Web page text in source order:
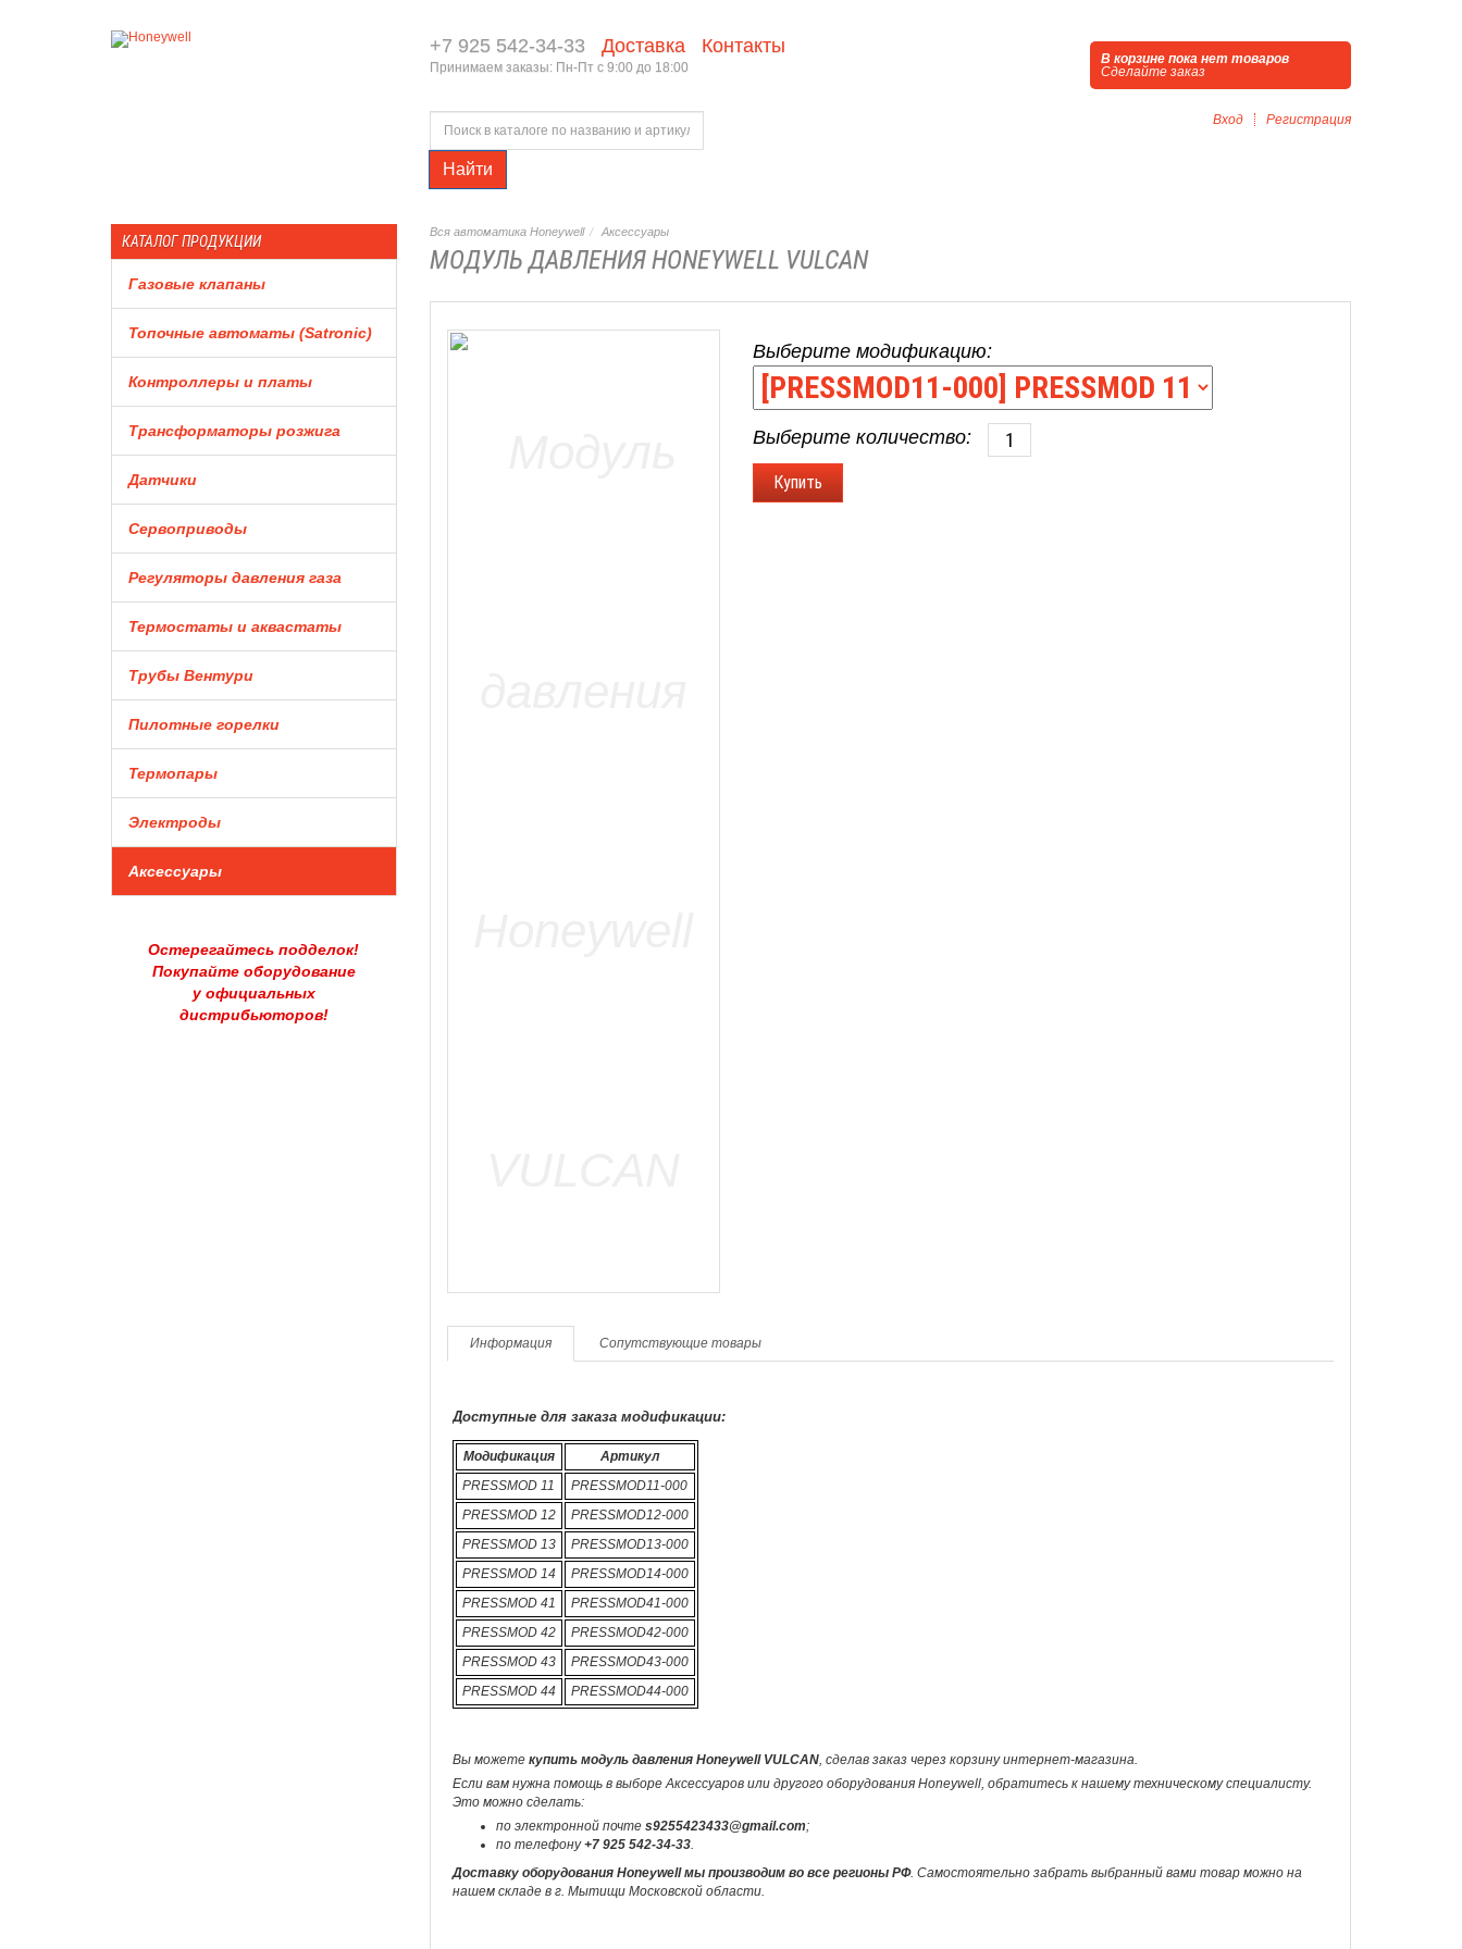
+7 925 542-34-33 Доставка Контакты
Принимаем заказы: Пн-Пт с 9:00 до 18:00
В корзине пока нет товаров
Сделайте заказ
Найти
Вход Регистрация
КАТАЛОГ ПРОДУКЦИИ
Газовые клапаны
Топочные автоматы (Satronic)
Контроллеры и платы
Трансформаторы розжига
Датчики
Сервоприводы
Регуляторы давления газа
Термостаты и аквастаты
Трубы Вентури
Пилотные горелки
Термопары
Электроды
Аксессуары
Остерегайтесь подделок!
Покупайте оборудование
у официальных
дистрибьюторов!
Вся автоматика Honeywell Аксессуары
МОДУЛЬ ДАВЛЕНИЯ HONEYWELL VULCAN
Выберите модификацию:
Выберите количество:
Информация Сопутствующие товары
Доступные для заказа модификации:
Модификация
Артикул
PRESSMOD 11
PRESSMOD11-000
PRESSMOD 12
PRESSMOD12-000
PRESSMOD 13
PRESSMOD13-000
PRESSMOD 14
PRESSMOD14-000
PRESSMOD 41
PRESSMOD41-000
PRESSMOD 42
PRESSMOD42-000
PRESSMOD 43
PRESSMOD43-000
PRESSMOD 44
PRESSMOD44-000
Вы можете купить модуль давления Honeywell VULCAN, сделав заказ через корзину интернет-магазина.
Если вам нужна помощь в выборе Аксессуаров или другого оборудования Honeywell, обратитесь к нашему техническому специалисту.
Это можно сделать:
по электронной почте s9255423433@gmail.com;
по телефону+7 925 542-34-33.
Доставку оборудования Honeywell мы производим во все регионы РФ. Самостоятельно забрать выбранный вами товар можно на
нашем складе в г. Мытищи Московской области.